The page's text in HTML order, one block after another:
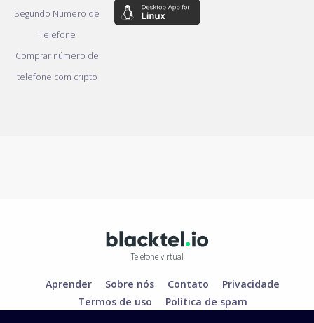
Segundo Número de
Telefone
Comprar número de
telefone com cripto
Telefone virtual
Aprender Sobre nós Contato
Privacidade
Termos de uso
Política de spam